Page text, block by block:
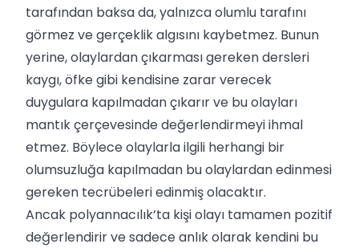
tarafından baksa da, yalnızca olumlu tarafını
görmez ve gerçeklik algısını kaybetmez. Bunun
yerine, olaylardan çıkarması gereken dersleri
kaygı, öfke gibi kendisine zarar verecek
duygulara kapılmadan çıkarır ve bu olayları
mantık çerçevesinde değerlendirmeyi ihmal
etmez. Böylece olaylarla ilgili herhangi bir
olumsuzluğa kapılmadan bu olaylardan edinmesi
gereken tecrübeleri edinmiş olacaktır.
Ancak polyannacılık’ta kişi olayı tamamen pozitif
değerlendirir ve sadece anlık olarak kendini bu